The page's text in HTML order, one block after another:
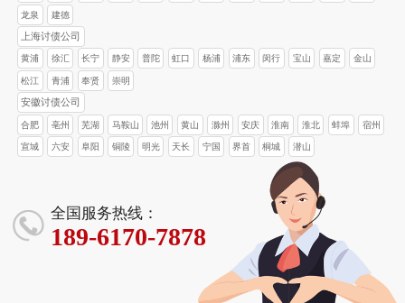
龙泉 建德
上海讨债公司
黄浦 徐汇 长宁 静安 普陀 虹口 杨浦 浦东 闵行 宝山 嘉定 金山
松江 青浦 奉贤 崇明
安徽讨债公司
合肥 亳州 芜湖 马鞍山 池州 黄山 滁州 安庆 淮南 淮北 蚌埠 宿州
宣城 六安 阜阳 铜陵 明光 天长 宁国 界首 桐城 潜山
全国服务热线：
189-6170-7878